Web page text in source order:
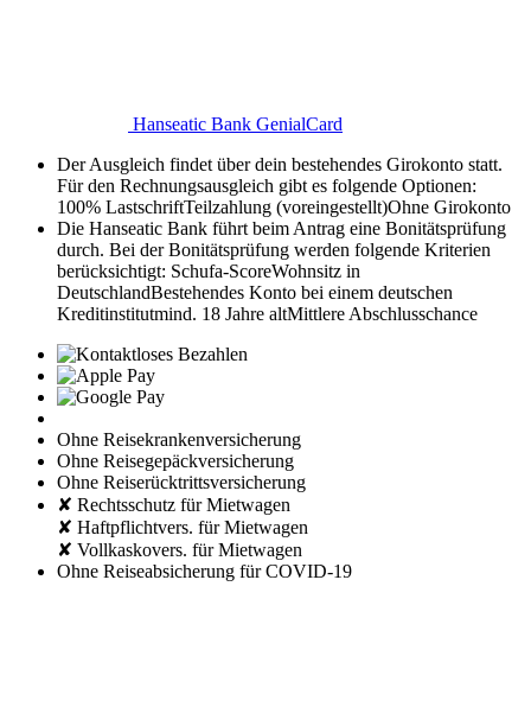
Hanseatic Bank GenialCard
Der Ausgleich findet über dein bestehendes Girokonto statt.
Für den Rechnungsausgleich gibt es folgende Optionen:
100% LastschriftTeilzahlung (voreingestellt)Ohne Girokonto
Die Hanseatic Bank führt beim Antrag eine Bonitätsprüfung
durch. Bei der Bonitätsprüfung werden folgende Kriterien
berücksichtigt: Schufa-ScoreWohnsitz in
DeutschlandBestehendes Konto bei einem deutschen
Kreditinstitutmind. 18 Jahre altMittlere Abschlusschance
Ohne Reisekrankenversicherung
Ohne Reisegepäckversicherung
Ohne Reiserücktrittsversicherung
✘ Rechtsschutz für Mietwagen
✘ Haftpflichtvers. für Mietwagen
✘ Vollkaskovers. für Mietwagen
Ohne Reiseabsicherung für COVID-19